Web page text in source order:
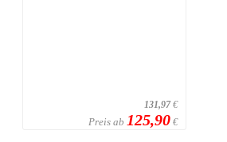
131,97€
Preis ab 125,90 €